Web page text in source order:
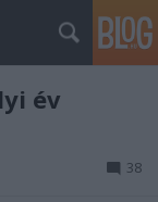
év
38